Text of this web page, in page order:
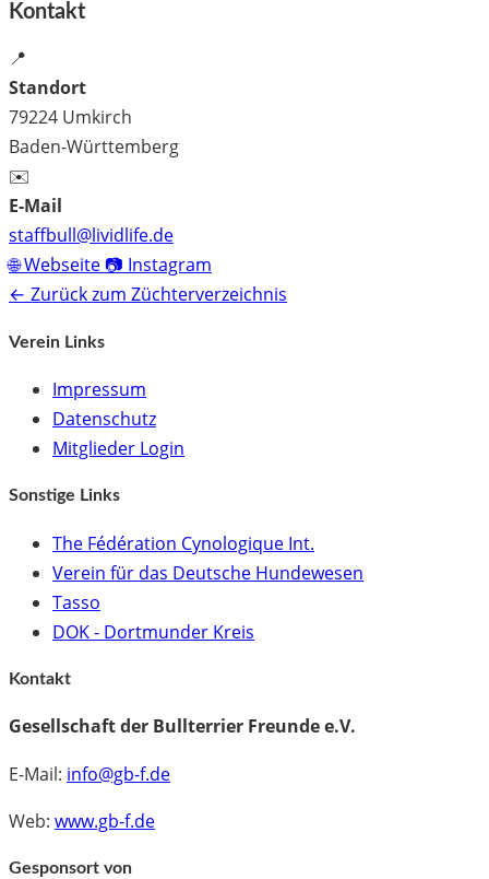
Kontakt
📍
Standort
79224 Umkirch
Baden-Württemberg
✉️
E-Mail
staffbull@lividlife.de
🌐 Webseite📷 Instagram
← Zurück zum Züchterverzeichnis
Verein Links
Impressum
Datenschutz
Mitglieder Login
Sonstige Links
The Fédération Cynologique Int.
Verein für das Deutsche Hundewesen
Tasso
DOK - Dortmunder Kreis
Kontakt
Gesellschaft der Bullterrier Freunde e.V.
E-Mail: info@gb-f.de
Web: www.gb-f.de
Gesponsort von